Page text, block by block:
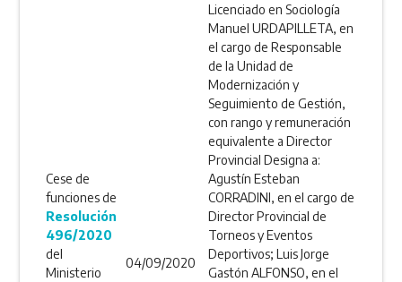
Cese de
funciones de
Resolución
496/2020
del
Ministerio
04/09/2020
Licenciado en Sociología
Manuel URDAPILLETA, en
el cargo de Responsable
de la Unidad de
Modernización y
Seguimiento de Gestión,
con rango y remuneración
equivalente a Director
Provincial Designa a:
Agustín Esteban
CORRADINI, en el cargo de
Director Provincial de
Torneos y Eventos
Deportivos; Luis Jorge
Gastón ALFONSO, en el